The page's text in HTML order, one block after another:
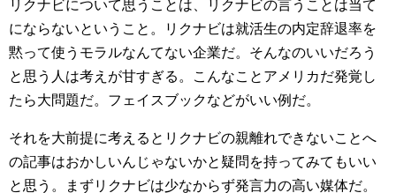
リクナビについて思うことは、リクナビの言うことは当て
にならないということ。リクナビは就活生の内定辞退率を
黙って使うモラルなんてない企業だ。そんなのいいだろう
と思う人は考えが甘すぎる。こんなことアメリカだ発覚し
たら大問題だ。フェイスブックなどがいい例だ。
それを大前提に考えるとリクナビの親離れできないことへ
の記事はおかしいんじゃないかと疑問を持ってみてもいい
と思う。まずリクナビは少なからず発言力の高い媒体だ。